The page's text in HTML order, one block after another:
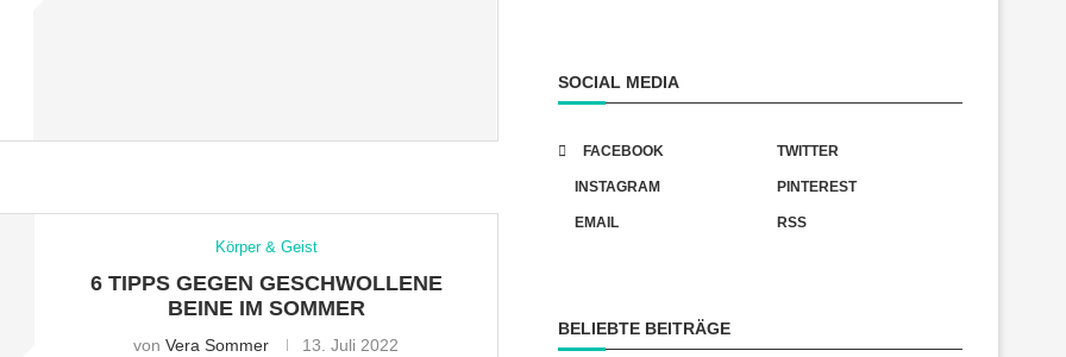
Körper & Geist
6 TIPPS GEGEN GESCHWOLLENE
BEINE IM SOMMER
vonVera Sommer 13. Juli 2022
SOCIAL MEDIA
FACEBOOK TWITTER
INSTAGRAM PINTEREST
EMAIL RSS
BELIEBTE BEITRÄGE